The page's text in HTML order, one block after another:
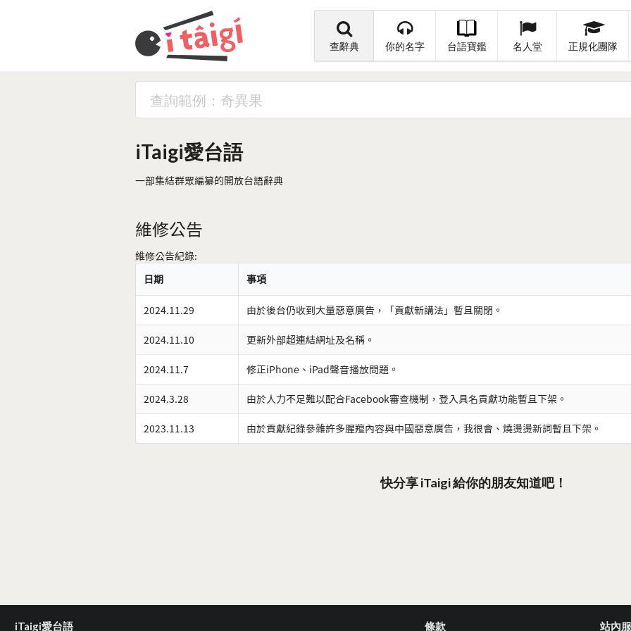
查辭典 你的名字 台語寶鑑 名人堂 正規化團隊
iTaigi愛台語
一部集結群眾編纂的開放台語辭典
維修公告
維修公告紀錄:
日期
事項
2024.11.29 由於後台仍收到大量惡意廣告，「貢獻新講法」暫且關閉。
2024.11.10 更新外部超連結網址及名稱。
2024.11.7 修正iPhone、iPad聲音播放問題。
2024.3.28 由於人力不足難以配合Facebook審查機制，登入具名貢獻功能暫且下架。
2023.11.13 由於貢獻紀錄參雜許多腥羶內容與中國惡意廣告，我很會、燒燙燙新詞暫且下架。
快分享 iTaigi 給你的朋友知道吧！
iTaigi愛台語 條款 站內